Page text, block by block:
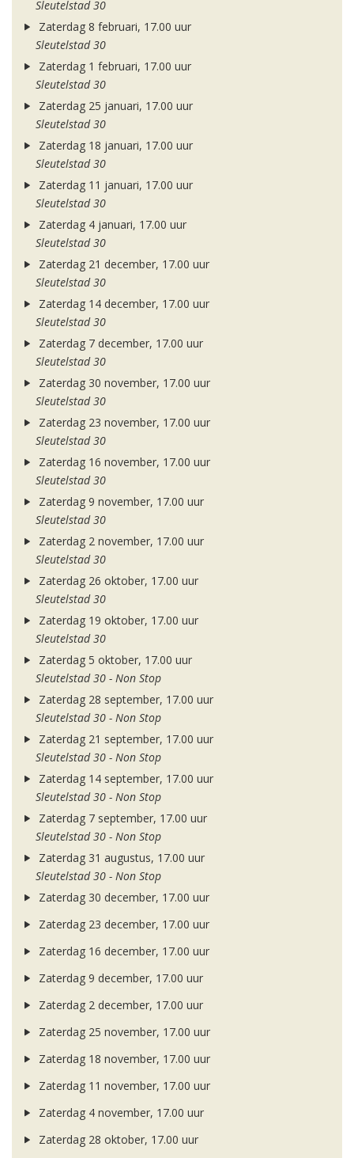
Sleutelstad 30
Zaterdag 8 februari, 17.00 uur
Sleutelstad 30
Zaterdag 1 februari, 17.00 uur
Sleutelstad 30
Zaterdag 25 januari, 17.00 uur
Sleutelstad 30
Zaterdag 18 januari, 17.00 uur
Sleutelstad 30
Zaterdag 11 januari, 17.00 uur
Sleutelstad 30
Zaterdag 4 januari, 17.00 uur
Sleutelstad 30
Zaterdag 21 december, 17.00 uur
Sleutelstad 30
Zaterdag 14 december, 17.00 uur
Sleutelstad 30
Zaterdag 7 december, 17.00 uur
Sleutelstad 30
Zaterdag 30 november, 17.00 uur
Sleutelstad 30
Zaterdag 23 november, 17.00 uur
Sleutelstad 30
Zaterdag 16 november, 17.00 uur
Sleutelstad 30
Zaterdag 9 november, 17.00 uur
Sleutelstad 30
Zaterdag 2 november, 17.00 uur
Sleutelstad 30
Zaterdag 26 oktober, 17.00 uur
Sleutelstad 30
Zaterdag 19 oktober, 17.00 uur
Sleutelstad 30
Zaterdag 5 oktober, 17.00 uur
Sleutelstad 30 - Non Stop
Zaterdag 28 september, 17.00 uur
Sleutelstad 30 - Non Stop
Zaterdag 21 september, 17.00 uur
Sleutelstad 30 - Non Stop
Zaterdag 14 september, 17.00 uur
Sleutelstad 30 - Non Stop
Zaterdag 7 september, 17.00 uur
Sleutelstad 30 - Non Stop
Zaterdag 31 augustus, 17.00 uur
Sleutelstad 30 - Non Stop
Zaterdag 30 december, 17.00 uur
Zaterdag 23 december, 17.00 uur
Zaterdag 16 december, 17.00 uur
Zaterdag 9 december, 17.00 uur
Zaterdag 2 december, 17.00 uur
Zaterdag 25 november, 17.00 uur
Zaterdag 18 november, 17.00 uur
Zaterdag 11 november, 17.00 uur
Zaterdag 4 november, 17.00 uur
Zaterdag 28 oktober, 17.00 uur